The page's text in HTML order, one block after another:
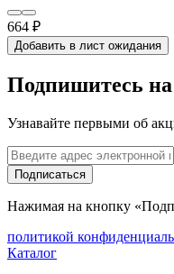
664 ₽
Добавить в лист ожидания
Подпишитесь
Узнавайте первыми об
Подписаться
Нажимая на кнопку
политикой
Каталог